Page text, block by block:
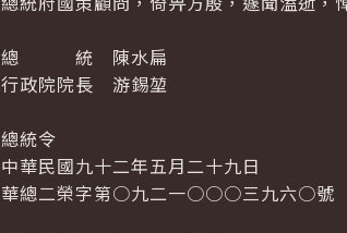
總 統 陳水扁
行政院院長 游錫堃
總統令
中華民國九十二年五月二十九日
華總二榮字第○九二一○○○三九六○號